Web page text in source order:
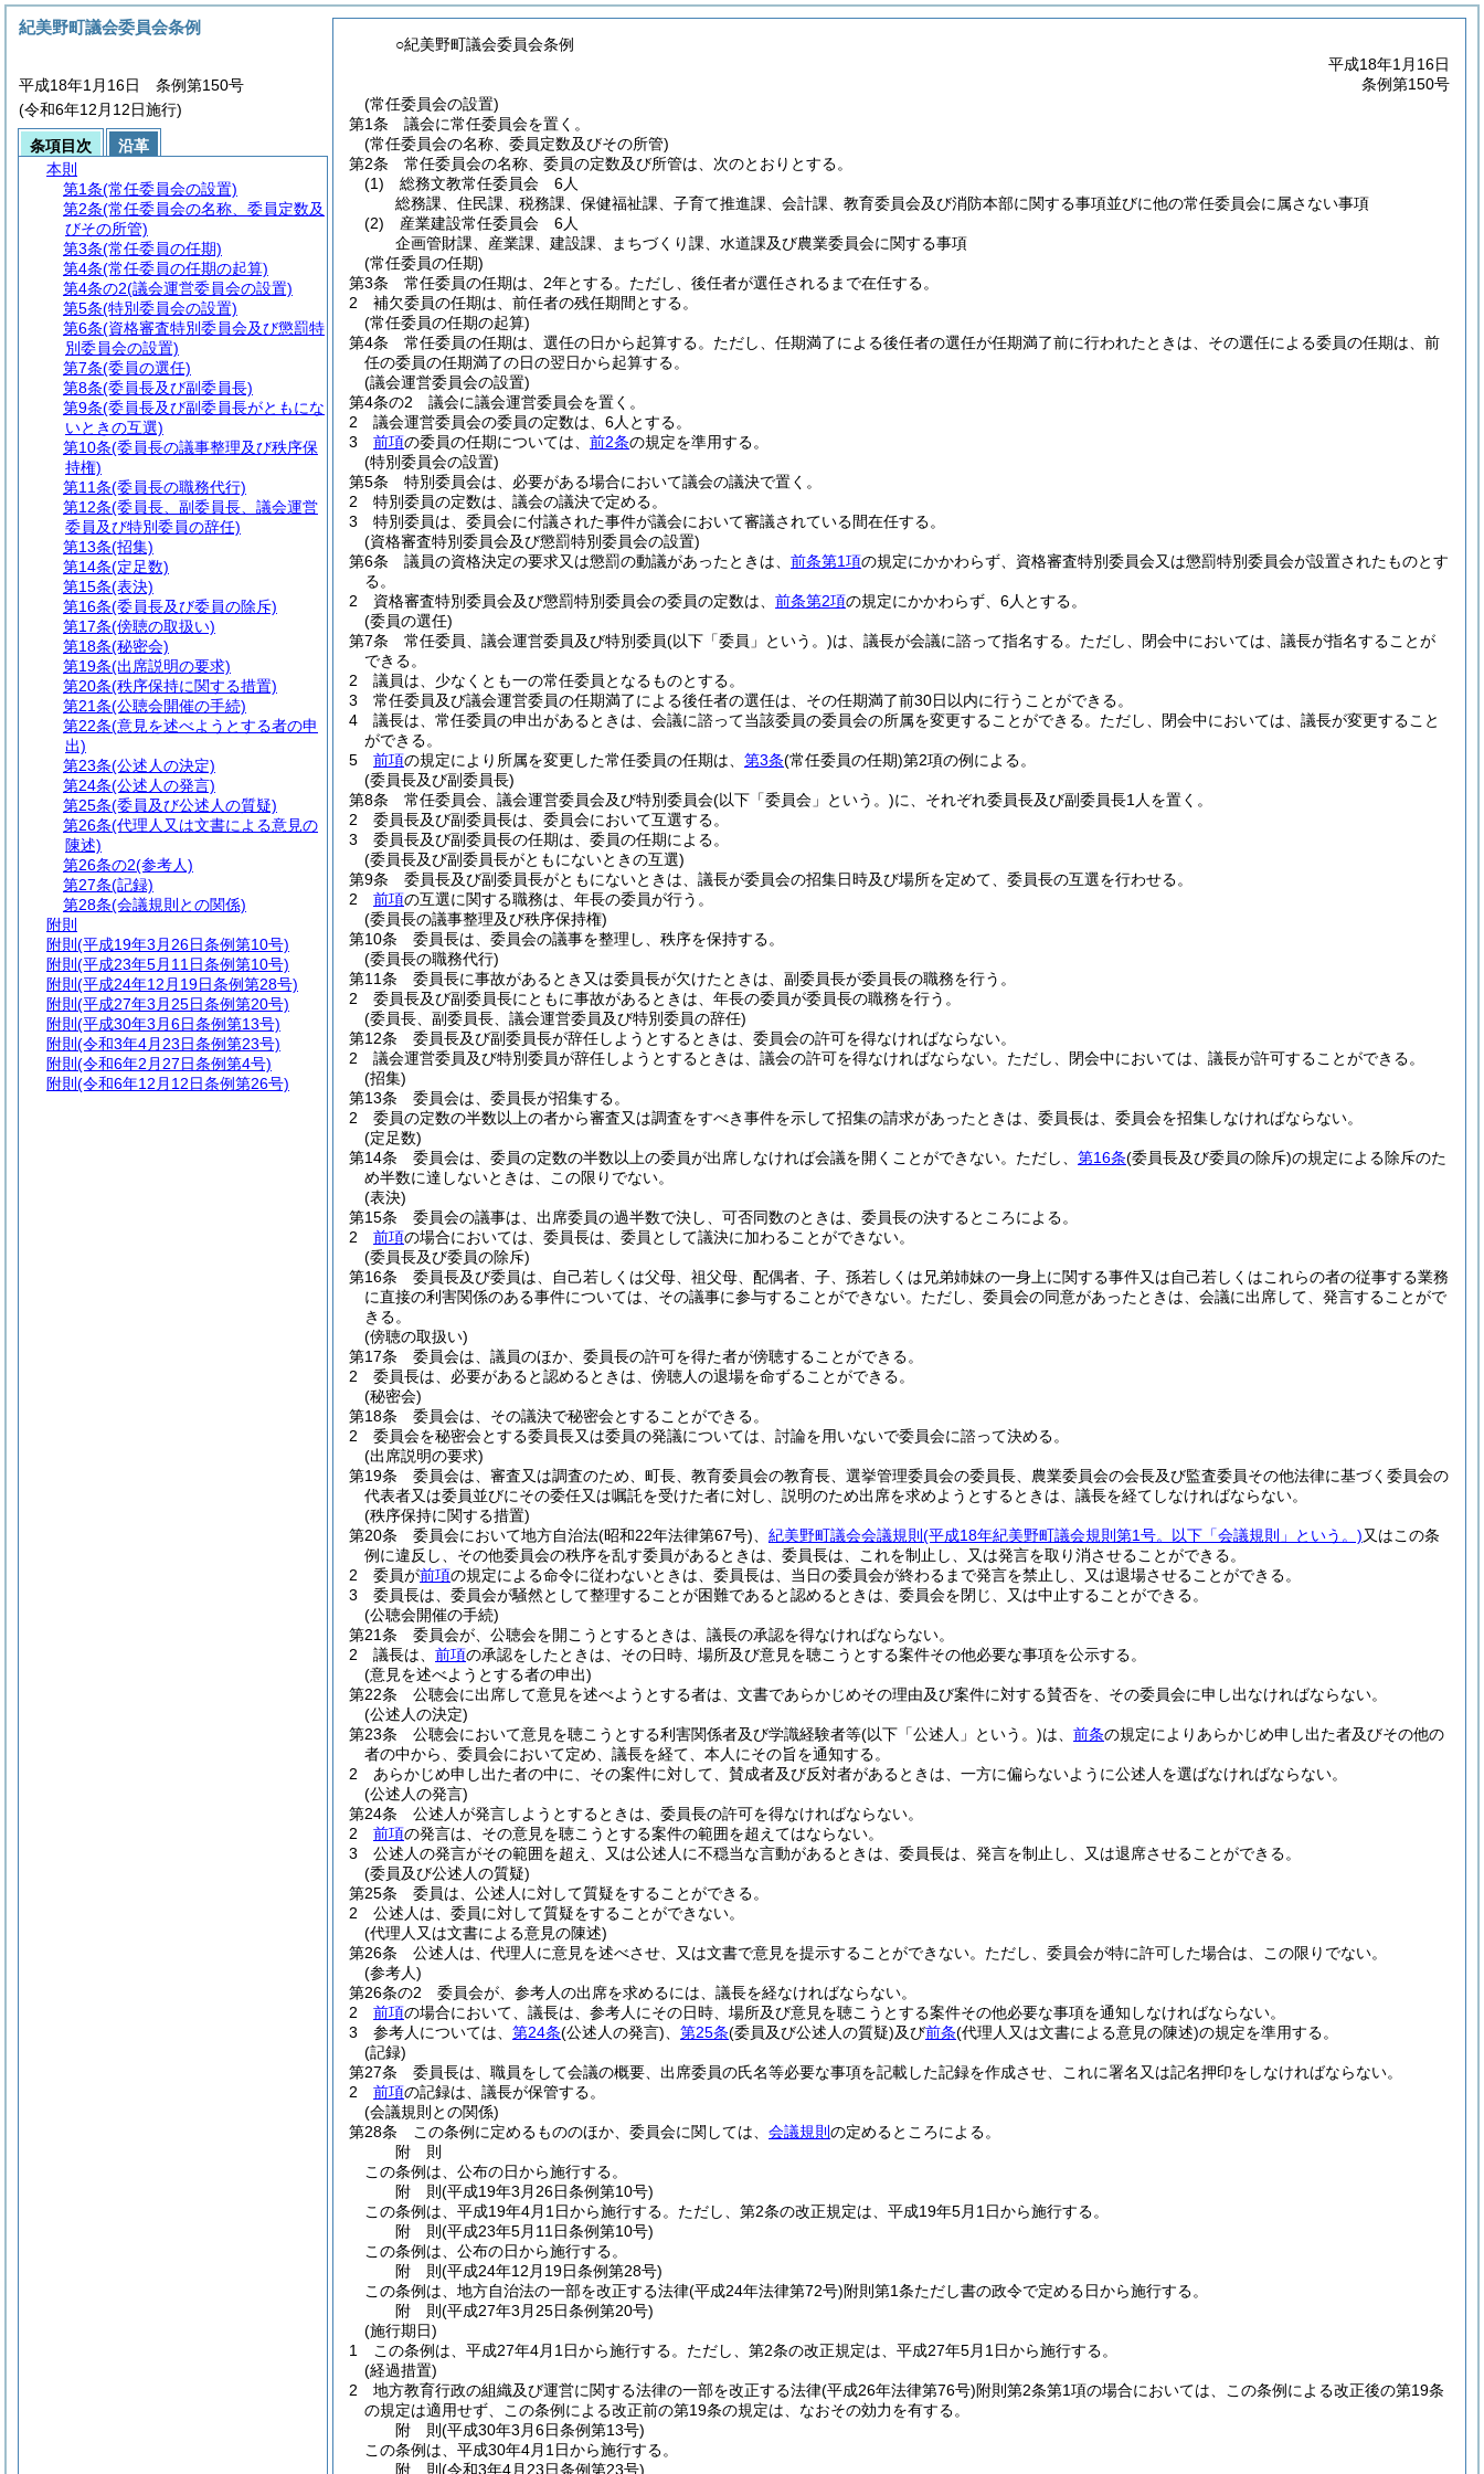
○紀美野町議会委員会条例
平成18年1月16日
条例第150号
(常任委員会の設置)
第1条
議会に常任委員会を置く。
(常任委員会の名称、委員定数及びその所管)
第2条
常任委員会の名称、委員の定数及び所管は、次のとおりとする。
(1)
総務文教常任委員会 6人
総務課、住民課、税務課、保健福祉課、子育て推進課、会計課、教育委員会及び消防本部に関する事項並びに他の常任委員会に属さない事項
(2)
産業建設常任委員会 6人
企画管財課、産業課、建設課、まちづくり課、水道課及び農業委員会に関する事項
(常任委員の任期)
第3条
常任委員の任期は、2年とする。 ただし、後任者が選任されるまで在任する。
2
補欠委員の任期は、前任者の残任期間とする。
(常任委員の任期の起算)
第4条
常任委員の任期は、選任の日から起算する。 ただし、任期満了による後任者の選任が任期満了前に行われたときは、その選任による委員の任期は、前
任の委員の任期満了の日の翌日から起算する。
(議会運営委員会の設置)
第4条の2
議会に議会運営委員会を置く。
2
議会運営委員会の委員の定数は、6人とする。
3
前項の委員の任期については、 前2条の規定を準用する。
(特別委員会の設置)
第5条
特別委員会は、必要がある場合において議会の議決で置く。
2
特別委員の定数は、議会の議決で定める。
3
特別委員は、委員会に付議された事件が議会において審議されている間在任する。
(資格審査特別委員会及び懲罰特別委員会の設置)
第6条
議員の資格決定の要求又は懲罰の動議があったときは、 前条第1項の規定にかかわらず、資格審査特別委員会又は懲罰特別委員会が設置されたものとす
る。
2
資格審査特別委員会及び懲罰特別委員会の委員の定数は、 前条第2項の規定にかかわらず、6人とする。
(委員の選任)
第7条
常任委員、議会運営委員及び特別委員(以下「委員」という。)は、議長が会議に諮って指名する。 ただし、閉会中においては、議長が指名することが
できる。
2
議員は、少なくとも一の常任委員となるものとする。
3
常任委員及び議会運営委員の任期満了による後任者の選任は、その任期満了前30日以内に行うことができる。
4
議長は、常任委員の申出があるときは、会議に諮って当該委員の委員会の所属を変更することができる。 ただし、閉会中においては、議長が変更すること
ができる。
5
前項の規定により所属を変更した常任委員の任期は、 第3条(常任委員の任期)第2項の例による。
(委員長及び副委員長)
第8条
常任委員会、議会運営委員会及び特別委員会(以下「委員会」という。)に、それぞれ委員長及び副委員長1人を置く。
2
委員長及び副委員長は、委員会において互選する。
3
委員長及び副委員長の任期は、委員の任期による。
(委員長及び副委員長がともにないときの互選)
第9条
委員長及び副委員長がともにないときは、議長が委員会の招集日時及び場所を定めて、委員長の互選を行わせる。
2
前項の互選に関する職務は、年長の委員が行う。
(委員長の議事整理及び秩序保持権)
第10条
委員長は、委員会の議事を整理し、秩序を保持する。
(委員長の職務代行)
第11条
委員長に事故があるとき又は委員長が欠けたときは、副委員長が委員長の職務を行う。
2
委員長及び副委員長にともに事故があるときは、年長の委員が委員長の職務を行う。
(委員長、副委員長、議会運営委員及び特別委員の辞任)
第12条
委員長及び副委員長が辞任しようとするときは、委員会の許可を得なければならない。
2
議会運営委員及び特別委員が辞任しようとするときは、議会の許可を得なければならない。 ただし、閉会中においては、議長が許可することができる。
(招集)
第13条
委員会は、委員長が招集する。
2
委員の定数の半数以上の者から審査又は調査をすべき事件を示して招集の請求があったときは、委員長は、委員会を招集しなければならない。
(定足数)
第14条
委員会は、委員の定数の半数以上の委員が出席しなければ会議を開くことができない。 ただし、 第16条(委員長及び委員の除斥)の規定による除斥のた
め半数に達しないときは、この限りでない。
(表決)
第15条
委員会の議事は、出席委員の過半数で決し、可否同数のときは、委員長の決するところによる。
2
前項の場合においては、委員長は、委員として議決に加わることができない。
(委員長及び委員の除斥)
第16条
委員長及び委員は、自己若しくは父母、祖父母、配偶者、子、孫若しくは兄弟姉妹の一身上に関する事件又は自己若しくはこれらの者の従事する業務
に直接の利害関係のある事件については、その議事に参与することができない。 ただし、委員会の同意があったときは、会議に出席して、発言することがで
きる。
(傍聴の取扱い)
第17条
委員会は、議員のほか、委員長の許可を得た者が傍聴することができる。
2
委員長は、必要があると認めるときは、傍聴人の退場を命ずることができる。
(秘密会)
第18条
委員会は、その議決で秘密会とすることができる。
2
委員会を秘密会とする委員長又は委員の発議については、討論を用いないで委員会に諮って決める。
(出席説明の要求)
第19条
委員会は、審査又は調査のため、町長、教育委員会の教育長、選挙管理委員会の委員長、農業委員会の会長及び監査委員その他法律に基づく委員会の
代表者又は委員並びにその委任又は嘱託を受けた者に対し、説明のため出席を求めようとするときは、議長を経てしなければならない。
(秩序保持に関する措置)
第20条
委員会において地方自治法(昭和22年法律第67号) 紀美野町議会会議規則 (平成18年紀美野町議会規則第1号。以下「会議規則」という。)又はこの条
例に違反し、その他委員会の秩序を乱す委員があるときは、委員長は、これを制止し、又は発言を取り消させることができる。
2
委員が前項の規定による命令に従わないときは、委員長は、当日の委員会が終わるまで発言を禁止し、又は退場させることができる。
3
委員長は、委員会が騒然として整理することが困難であると認めるときは、委員会を閉じ、又は中止することができる。
(公聴会開催の手続)
第21条
委員会が、公聴会を開こうとするときは、議長の承認を得なければならない。
2
議長は、 前項の承認をしたときは、その日時、場所及び意見を聴こうとする案件その他必要な事項を公示する。
(意見を述べようとする者の申出)
第22条
公聴会に出席して意見を述べようとする者は、文書であらかじめその理由及び案件に対する賛否を、その委員会に申し出なければならない。
(公述人の決定)
第23条
公聴会において意見を聴こうとする利害関係者及び学識経験者等(以下「公述人」という。)は、 前条の規定によりあらかじめ申し出た者及びその他の
者の中から、委員会において定め、議長を経て、本人にその旨を通知する。
2
あらかじめ申し出た者の中に、その案件に対して、賛成者及び反対者があるときは、一方に偏らないように公述人を選ばなければならない。
(公述人の発言)
第24条
公述人が発言しようとするときは、委員長の許可を得なければならない。
2
前項の発言は、その意見を聴こうとする案件の範囲を超えてはならない。
3
公述人の発言がその範囲を超え、又は公述人に不穏当な言動があるときは、委員長は、発言を制止し、又は退席させることができる。
(委員及び公述人の質疑)
第25条
委員は、公述人に対して質疑をすることができる。
2
公述人は、委員に対して質疑をすることができない。
(代理人又は文書による意見の陳述)
第26条
公述人は、代理人に意見を述べさせ、又は文書で意見を提示することができない。 ただし、委員会が特に許可した場合は、この限りでない。
(参考人)
第26条の2
委員会が、参考人の出席を求めるには、議長を経なければならない。
2
前項の場合において、議長は、参考人にその日時、場所及び意見を聴こうとする案件その他必要な事項を通知しなければならない。
3
参考人については、 第24条(公述人の発言) 第25条(委員及び公述人の質疑)及び前条(代理人又は文書による意見の陳述)の規定を準用する。
(記録)
第27条
委員長は、職員をして会議の概要、出席委員の氏名等必要な事項を記載した記録を作成させ、これに署名又は記名押印をしなければならない。
2
前項の記録は、議長が保管する。
(会議規則との関係)
第28条
この条例に定めるもののほか、委員会に関しては、 会議規則 の定めるところによる。
附 則
この条例は、公布の日から施行する。
附 則(平成19年3月26日条例第10号)
この条例は、平成19年4月1日から施行する。 ただし、第2条の改正規定は、平成19年5月1日から施行する。
附 則(平成23年5月11日条例第10号)
この条例は、公布の日から施行する。
附 則(平成24年12月19日条例第28号)
この条例は、地方自治法の一部を改正する法律(平成24年法律第72号)附則第1条ただし書の政令で定める日から施行する。
附 則(平成27年3月25日条例第20号)
(施行期日)
1
この条例は、平成27年4月1日から施行する。 ただし、第2条の改正規定は、平成27年5月1日から施行する。
(経過措置)
2
地方教育行政の組織及び運営に関する法律の一部を改正する法律(平成26年法律第76号)附則第2条第1項の場合においては、この条例による改正後の第19条
の規定は適用せず、この条例による改正前の第19条の規定は、なおその効力を有する。
附 則(平成30年3月6日条例第13号)
この条例は、平成30年4月1日から施行する。
附 則(令和3年4月23日条例第23号)
紀美野町議会委員会条例
平成18年1月16日 条例第150号
(令和6年12月12日施行)
条項目次
沿革
本則
第1条(常任委員会の設置)
第2条(常任委員会の名称、委員定数及
びその所管)
第3条(常任委員の任期)
第4条(常任委員の任期の起算)
第4条の2(議会運営委員会の設置)
第5条(特別委員会の設置)
第6条(資格審査特別委員会及び懲罰特
別委員会の設置)
第7条(委員の選任)
第8条(委員長及び副委員長)
第9条(委員長及び副委員長がともにな
いときの互選)
第10条(委員長の議事整理及び秩序保
持権)
第11条(委員長の職務代行)
第12条(委員長、副委員長、議会運営
委員及び特別委員の辞任)
第13条(招集)
第14条(定足数)
第15条(表決)
第16条(委員長及び委員の除斥)
第17条(傍聴の取扱い)
第18条(秘密会)
第19条(出席説明の要求)
第20条(秩序保持に関する措置)
第21条(公聴会開催の手続)
第22条(意見を述べようとする者の申
出)
第23条(公述人の決定)
第24条(公述人の発言)
第25条(委員及び公述人の質疑)
第26条(代理人又は文書による意見の
陳述)
第26条の2(参考人)
第27条(記録)
第28条(会議規則との関係)
附則
附則 (平成19年3月26日条例第10号)
附則 (平成23年5月11日条例第10号)
附則 (平成24年12月19日条例第28号)
附則 (平成27年3月25日条例第20号)
附則 (平成30年3月6日条例第13号)
附則 (令和3年4月23日条例第23号)
附則 (令和6年2月27日条例第4号)
附則 (令和6年12月12日条例第26号)